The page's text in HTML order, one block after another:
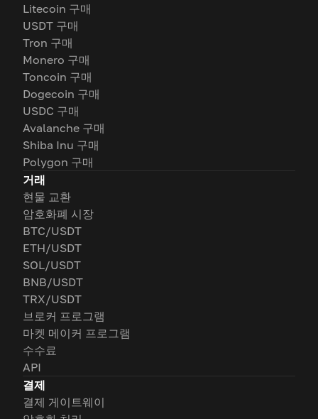
Litecoin 구매
USDT 구매
Tron 구매
Monero 구매
Toncoin 구매
Dogecoin 구매
USDC 구매
Avalanche 구매
Shiba Inu 구매
Polygon 구매
거래
현물 교환
암호화폐 시장
BTC/USDT
ETH/USDT
SOL/USDT
BNB/USDT
TRX/USDT
브로커 프로그램
마켓 메이커 프로그램
수수료
API
결제
결제 게이트웨이